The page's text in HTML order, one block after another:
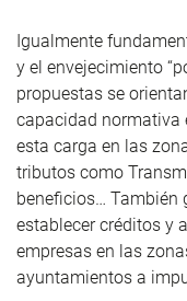
Igualmente
y el envejecimiento
propuestas se
capacidad normativa
esta carga en las
tributos como
beneficios… También
establecer créditos y
empresas en las
ayuntamientos a